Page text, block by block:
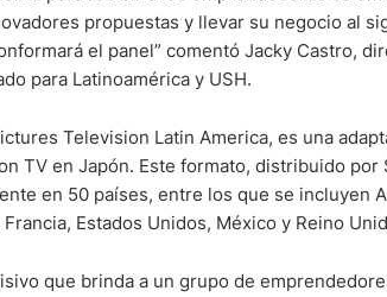
propuestas y llevar su negocio al
el panel” comentó Jacky Castro,
para Latinoamérica y USH.
Television Latin America, es una
TV en Japón. Este formato, distribuido por
en 50 países, entre los que se incluyen
Estados Unidos, México y Reino
que brinda a un grupo de